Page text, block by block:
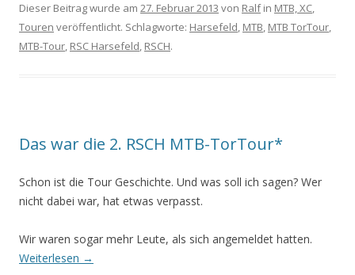
Dieser Beitrag wurde am 27. Februar 2013 von Ralfin MTB, XC,
Touren veröffentlicht. Schlagworte: Harsefeld, MTB, MTB TorTour,
MTB-Tour, RSC Harsefeld, RSCH.
Das war die 2. RSCH MTB-TorTour*
Schon ist die Tour Geschichte. Und was soll ich sagen? Wer
nicht dabei war, hat etwas verpasst.
Wir waren sogar mehr Leute, als sich angemeldet hatten.
Weiterlesen →